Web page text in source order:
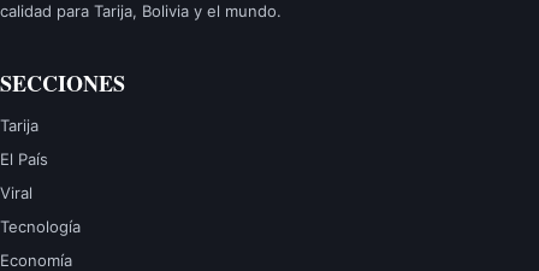
calidad para Tarija, Bolivia y el mundo.
SECCIONES
Tarija
El País
Viral
Tecnología
Economía